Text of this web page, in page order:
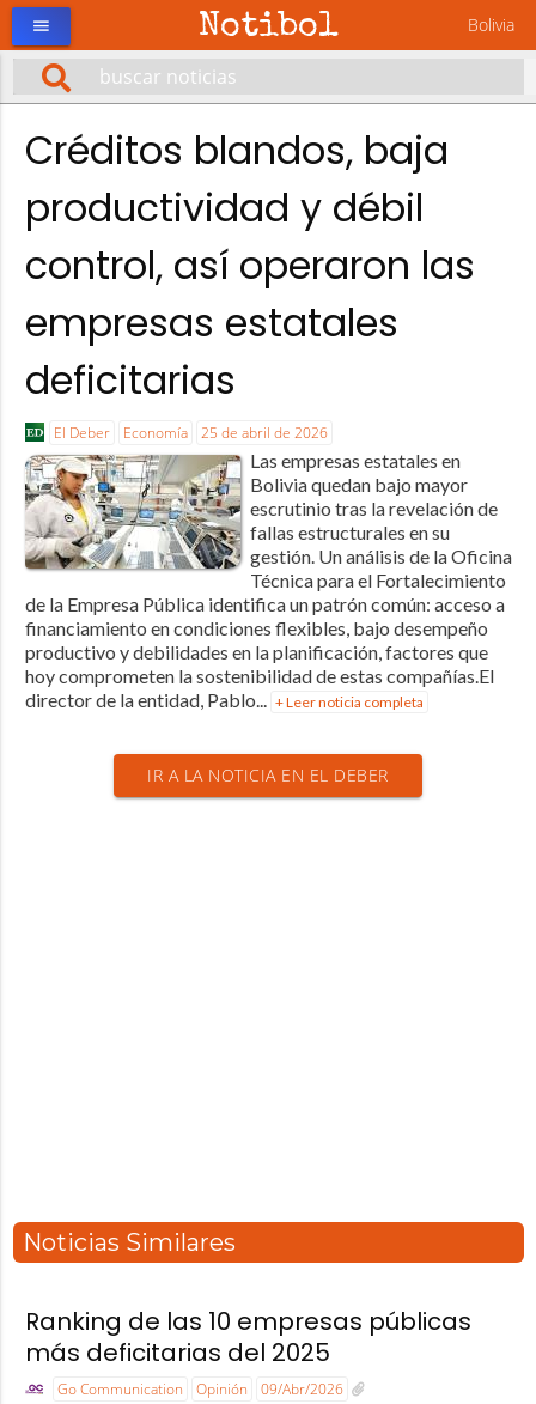
Notibol Bolivia
menu
Créditos blandos, baja
productividad y débil
control, así operaron las
empresas estatales
deficitarias
El Deber Economía 25 de abril de 2026
Las empresas estatales en
Bolivia quedan bajo mayor
escrutinio tras la revelación de
fallas estructurales en su
gestión. Un análisis de la Oficina
Técnica para el Fortalecimiento
de la Empresa Pública identifica un patrón común: acceso a
financiamiento en condiciones flexibles, bajo desempeño
productivo y debilidades en la planificación, factores que
hoy comprometen la sostenibilidad de estas compañías.El
director de la entidad, Pablo... + Leer noticia completa
IR A LA NOTICIA EN EL DEBER
Noticias Similares
Ranking de las 10 empresas públicas
más deficitarias del 2025
Go Communication Opinión 09/Abr/2026